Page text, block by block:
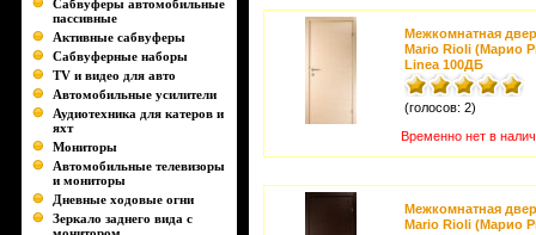
Сабвуферы автомобильные
пассивные
Активные сабвуферы
Сабвуферные наборы
TV и видео для авто
Автомобильные усилители
Аудиотехника для катеров и
яхт
Мониторы
Автомобильные телевизоры
и мониторы
Дневные ходовые огни
Зеркало заднего вида с
Межкомнатная
Mario Rioli (Марио
Linea 100ДБ
(голосов: 2)
Временно нет в
Межкомнатная
Mario Rioli (Марио